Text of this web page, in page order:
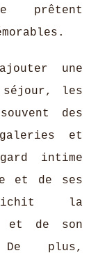
prêtent
une
séjour, les
des
et
intime
et de ses
la
et de son
De plus,